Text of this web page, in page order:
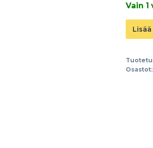
Vain 1
Morse
-
Osastot: